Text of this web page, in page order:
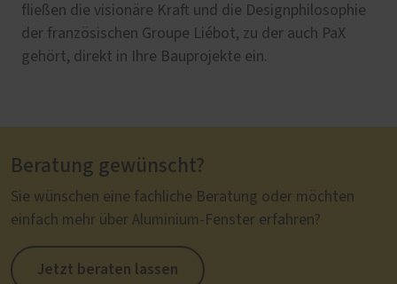
fließen die visionäre Kraft und die Designphilosophie
der französischen Groupe Liébot, zu der auch PaX
gehört, direkt in Ihre Bauprojekte ein.
Beratung gewünscht?
Sie wünschen eine fachliche Beratung oder möchten
einfach mehr über Aluminium-Fenster erfahren?
Jetzt beraten lassen